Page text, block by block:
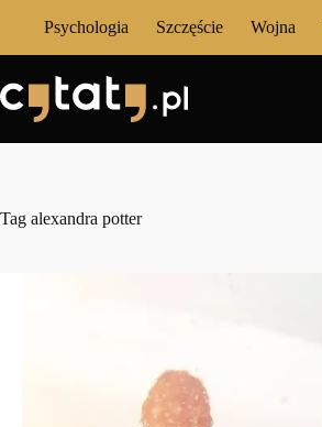
Psychologia Szczęście Wojna
Tag alexandra potter